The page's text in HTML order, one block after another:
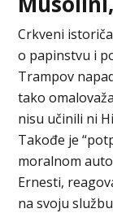
Crkveni
o papinstvu i
Trampov
tako
nisu učinili ni
Takođe je
moralnom
Ernesti,
na svoju